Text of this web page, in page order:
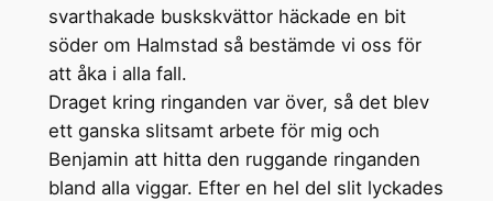
svarthakade buskskvättor häckade en bit
söder om Halmstad så bestämde vi oss för
att åka i alla fall.
Draget kring ringanden var över, så det blev
ett ganska slitsamt arbete för mig och
Benjamin att hitta den ruggande ringanden
bland alla viggar. Efter en hel del slit lyckades